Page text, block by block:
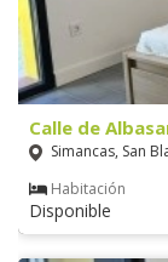
Calle de
Simancas, San
Habitación
Disponible